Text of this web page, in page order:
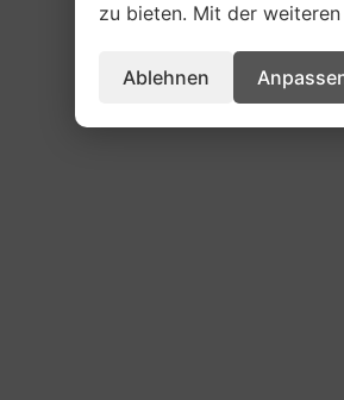
zu bieten. Mit der
Ablehnen